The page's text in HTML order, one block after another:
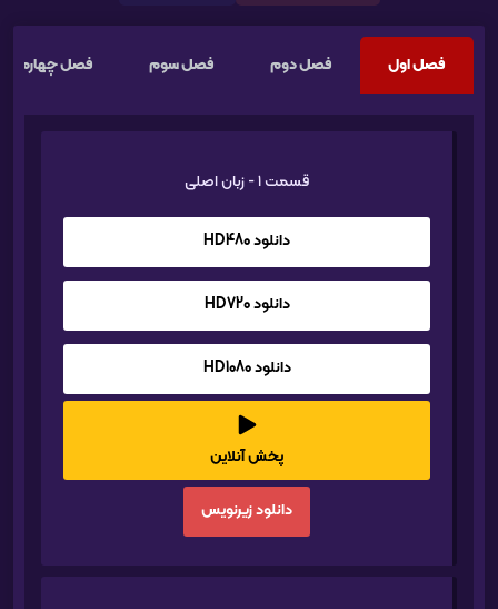
فصل اول فصل دوم فصل سوم فصل چهارم
قسمت 1 - زبان اصلی
دانلود HD480
دانلود HD720
دانلود HD1080
پخش آنلاین
دانلود زیرنویس